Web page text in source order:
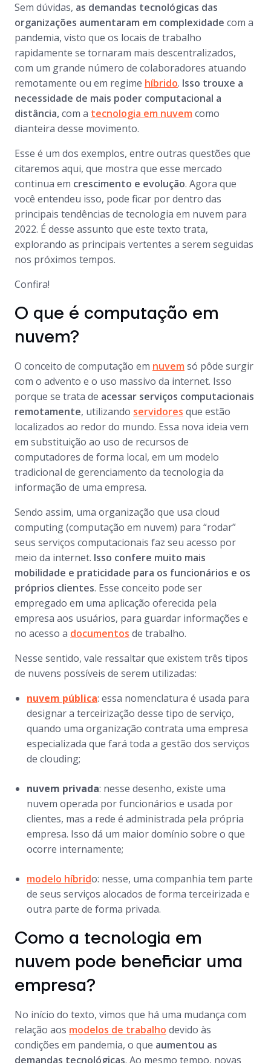
Sem dúvidas, as demandas tecnológicas das
organizações aumentaram em complexidade com a
pandemia, visto que os locais de trabalho
rapidamente se tornaram mais descentralizados,
com um grande número de colaboradores atuando
remotamente ou em regime híbrido. Isso trouxe a
necessidade de mais poder computacional a
distância,com a tecnologia em nuvem como
dianteira desse movimento.
Esse é um dos exemplos, entre outras questões que
citaremos aqui, que mostra que esse mercado
continua em crescimento e evolução. Agora que
você entendeu isso, pode ficar por dentro das
principais tendências de tecnologia em nuvem para
2022. É desse assunto que este texto trata,
explorando as principais vertentes a serem seguidas
nos próximos tempos.
Confira!
O que é computação em
nuvem?
O conceito de computação em nuvem só pôde surgir
com o advento e o uso massivo da internet. Isso
porque se trata de acessar serviços computacionais
remotamente, utilizando servidores que estão
localizados ao redor do mundo. Essa nova ideia vem
em substituição ao uso de recursos de
computadores de forma local, em um modelo
tradicional de gerenciamento da tecnologia da
informação de uma empresa.
Sendo assim, uma organização que usa cloud
computing (computação em nuvem) para “rodar”
seus serviços computacionais faz seu acesso por
meio da internet. Isso confere muito mais
mobilidade e praticidade para os funcionários e os
próprios clientes. Esse conceito pode ser
empregado em uma aplicação oferecida pela
empresa aos usuários, para guardar informações e
no acesso a documentos de trabalho.
Nesse sentido, vale ressaltar que existem três tipos
de nuvens possíveis de serem utilizadas:
nuvem pública: essa nomenclatura é usada para
designar a terceirização desse tipo de serviço,
quando uma organização contrata uma empresa
especializada que fará toda a gestão dos serviços
de clouding;
nuvem privada: nesse desenho, existe uma
nuvem operada por funcionários e usada por
clientes, mas a rede é administrada pela própria
empresa. Isso dá um maior domínio sobre o que
ocorre internamente;
modelo híbrido: nesse, uma companhia tem parte
de seus serviços alocados de forma terceirizada e
outra parte de forma privada.
Como a tecnologia em
nuvem pode beneficiar uma
empresa?
No início do texto, vimos que há uma mudança com
relação aos modelos de trabalho devido às
condições em pandemia, o que aumentou as
demandas tecnológicas. Ao mesmo tempo, novas